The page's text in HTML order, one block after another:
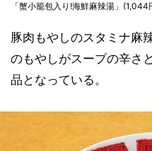
「蟹小籠包入り!海鮮麻辣湯」
豚肉もやしのスタミナ麻
のもやしがスープの辛さ
品となっている。